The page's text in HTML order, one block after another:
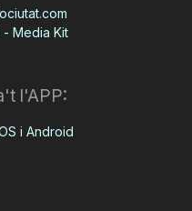
Media Kit
l'APP:
i Android